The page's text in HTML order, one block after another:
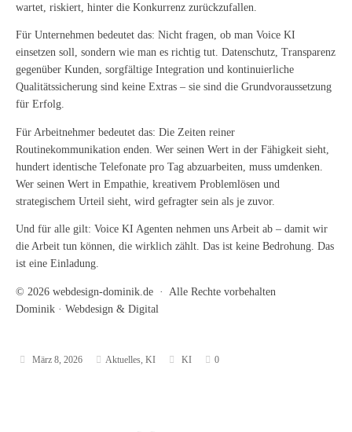
wartet, riskiert, hinter die Konkurrenz zurückzufallen.
Für Unternehmen bedeutet das: Nicht fragen, ob man Voice KI
einsetzen soll, sondern wie man es richtig tut. Datenschutz, Transparenz
gegenüber Kunden, sorgfältige Integration und kontinuierliche
Qualitätssicherung sind keine Extras – sie sind die Grundvoraussetzung
für Erfolg.
Für Arbeitnehmer bedeutet das: Die Zeiten reiner
Routinekommunikation enden. Wer seinen Wert in der Fähigkeit sieht,
hundert identische Telefonate pro Tag abzuarbeiten, muss umdenken.
Wer seinen Wert in Empathie, kreativem Problemlösen und
strategischem Urteil sieht, wird gefragter sein als je zuvor.
Und für alle gilt: Voice KI Agenten nehmen uns Arbeit ab – damit wir
die Arbeit tun können, die wirklich zählt. Das ist keine Bedrohung. Das
ist eine Einladung.
© 2026 webdesign-dominik.de · Alle Rechte vorbehalten
Dominik · Webdesign & Digital
März 8, 2026 Aktuelles,KI KI 0